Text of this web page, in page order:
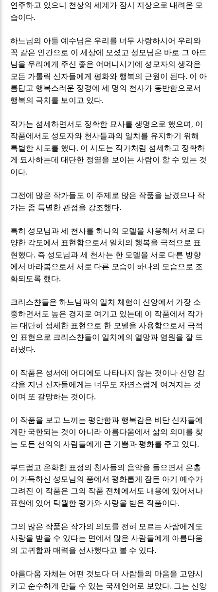
연주하고 있으니 천상의 세계가 잠시 지상으로 내려온 모
습이다.
하느님의 아들 예수님은 우리를 너무 사랑하시어 우리와
꼭 같은 인간으로 이 세상에 오셨고 성모님은 바로 그 아드
님을 우리에게 주신 좋은 어머니시기에 성모자의 생각은
모든 가톨릭 신자들에게 평화와 행복의 근원이 된다. 이 아
름답고 행복스러운 정경에 세 명의 천사가 동반함으로서
행복의 극치를 보이고 있다.
작가는 섬세하면서도 정확한 묘사를 생명으로 했으며 , 이
작품에서도 성모자와 천사들과의 일치를 유지하기 위해
특별한 시도를 했다. 이 시도는 작가처럼 섬세하고 정확하
게 묘사하는데 대단한 정열을 보이는 사람이 할 수 있는 것
이다.
그전에 많은 작가들도 이 주제로 많은 작품을 남겼으나 작
가는 좀 특별한 관점을 강조했다.
특히 성모님과 세 천사를 하나의 모델을 사용해서 서로 다
양한 각도에서 표현함으로서 일치의 행복을 극적으로 표
현했다. 즉 성모님과 세 천사는 한 모델을 서로 다른 방향
에서 바라봄으로서 서로 다른 모습이 하나의 모습으로 조
화되도록 했다.
크리스챤들은 하느님과의 일치 체험이 신앙에서 가장 소
중하면서도 높은 경지로 여기고 있는데 이 작품에서 작가
는 대단히 섬세한 표현으로 한 모델을 사용함으로서 극적
인 표현으로 크리스챤들이 일치에의 열망과 염원을 잘 드
러냈다.
이 작품은 성서에 어디에도 나타나지 않는 것이나 신앙 감
각을 지닌 신자들에게는 너무도 자연스럽게 여겨지는 것
이며 또 갈망하는 것이다.
이 작품을 보고 느끼는 평안함과 행복감은 비단 신자들에
게만 국한되는 것이 아니라 아름다움에서 삶의 의미를 찾
는 모든 선의의 사람들에게 큰 기쁨과 평화를 주고 있다.
부드럽고 온화한 표정의 천사들의 음악을 들으면서 은총
이 가득하신 성모님의 품에서 평화롭게 잠든 아기 예수가
그려진 이 작품은 그의 작품 전체에서도 내용에 있어서나
표현에 있어 탁월한 평가와 사랑을 받은 작품이다.
그의 많은 작품은 작가의 의도를 전혀 모르는 사람에게도
사랑을 받을 수 있다는 면에서 많은 사람들에게 아름다움
의 고귀함과 매력을 선사했다고 볼 수 있다.
아름다움 자체는 어떤 것보다 더 사람들의 마음을 고양시
키고 순수하게 만들 수 있는 국제언어로 보았다. 그는 신앙